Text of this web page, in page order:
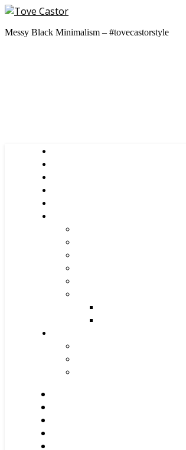
Messy Black Minimalism – #tovecastorstyle